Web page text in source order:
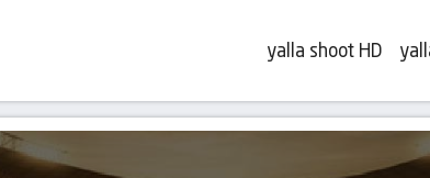
yalla shoot HD